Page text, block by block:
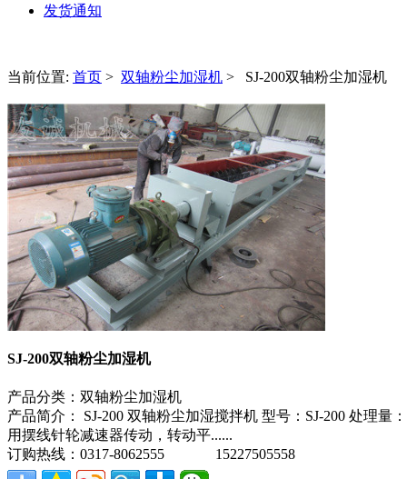
发货通知
当前位置: 首页 > 双轴粉尘加湿机 > SJ-200双轴粉尘加湿机
SJ-200双轴粉尘加湿机
产品分类： 双轴粉尘加湿机
产品简介：
SJ-200 双轴粉尘加湿搅拌机 型号：SJ-200 处理量
用摆线针轮减速器传动，转动平......
订购热线： 0317-8062555 15227505558